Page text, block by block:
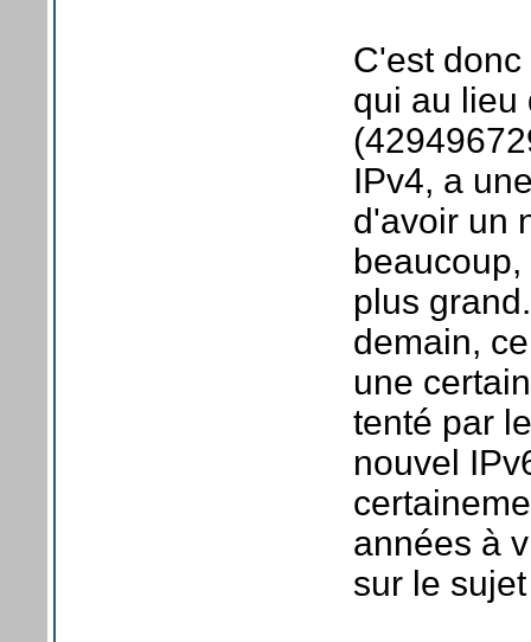
C'est
qui au lieu
IPv4, a
d'avoir un
plus
demain,
une
tenté par
nouvel
années à
sur le